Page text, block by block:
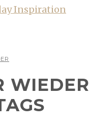
Inspiration
WIEDER